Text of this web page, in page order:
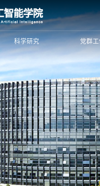
科学研究 党群工